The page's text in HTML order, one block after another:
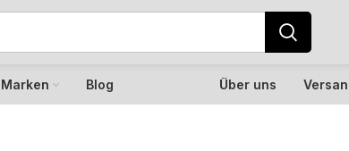
Marken Blog Über uns